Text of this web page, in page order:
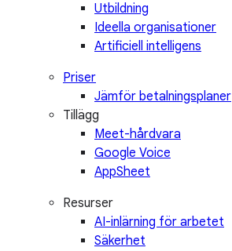
Utbildning
Ideella organisationer
Artificiell intelligens
Priser
Jämför betalningsplaner
Tillägg
Meet-hårdvara
Google Voice
AppSheet
Resurser
AI-inlärning för arbetet
Säkerhet